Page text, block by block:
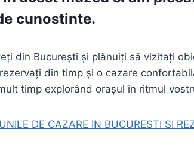
cunostinte.
din București și plănuiți să vizitați
din timp și o cazare
timp explorând orașul în ritmul
DE CAZARE IN BUCURESTI SI